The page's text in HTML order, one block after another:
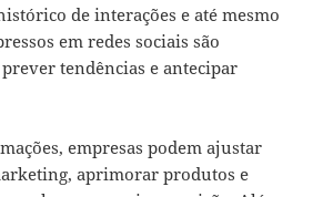
de interações e até mesmo
em redes sociais são
tendências e antecipar
empresas podem ajustar
aprimorar produtos e